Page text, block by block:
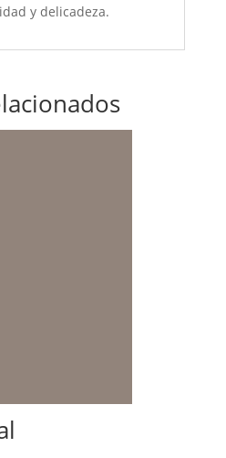
y delicadeza.